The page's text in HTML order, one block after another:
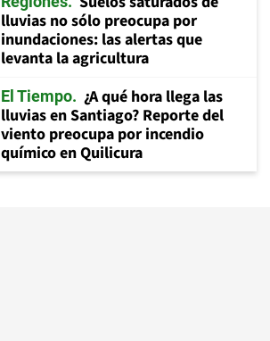
lluvias no sólo preocupa por
inundaciones: las alertas que
levanta la agricultura
El Tiempo
¿A qué hora llega las
lluvias en Santiago? Reporte del
viento preocupa por incendio
químico en Quilicura